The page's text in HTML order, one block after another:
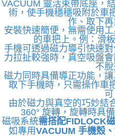
VACUUM 靈活束帶底座，
術，使手機穩穩吸附於車
作、取下再
安裝快速簡便，無需使用
的車把上。例：滑
手機可透過磁力導引快速
力拉扯較強時，真空吸盤
不脫
磁力同時具備導正功能，
取下手機時，只需操作車
可
由於磁力與真空的巧妙結
360° 旋轉，旋轉時具
磁吸系統需搭配FIDLOCK
如專用VACUUM 手機殼